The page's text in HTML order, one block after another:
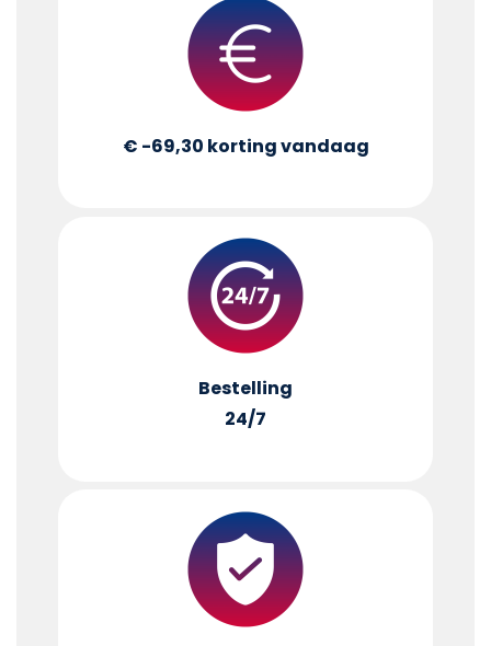
€ -69,30 korting vandaag
Bestelling
24/7